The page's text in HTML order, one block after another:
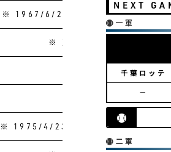
※ 1967/6/20-1967/7/31は病気休
※ 戸倉勝城監督の休養に
※ 1975/4/23-1975/5/5は病気休養
NEXT
一軍
千葉ロッテ
－
二軍